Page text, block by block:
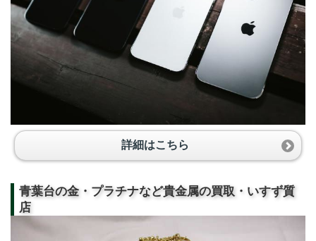
詳細はこちら
青葉台の金・プラチナなど貴金属の買取・いすず質
店